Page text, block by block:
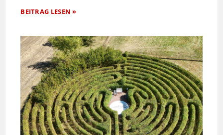
BEITRAG LESEN »